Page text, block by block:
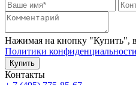
Нажимая на кнопку "Купить",
Политики конфиденциальности
Купить
Контакты